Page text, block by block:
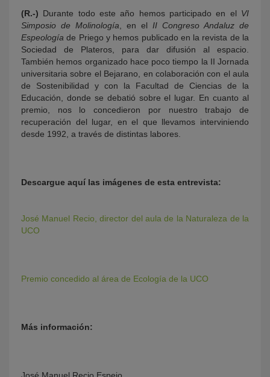
(R.-) Durante todo este año hemos participado en el VI
Simposio de Molinología, en el II Congreso Andaluz de
Espeologíade Priego y hemos publicado en la revista de la
Sociedad de Plateros, para dar difusión al espacio.
También hemos organizado hace poco tiempo la II Jornada
universitaria sobre el Bejarano, en colaboración con el aula
de Sostenibilidad y con la Facultad de Ciencias de la
Educación, donde se debatió sobre el lugar. En cuanto al
premio, nos lo concedieron por nuestro trabajo de
recuperación del lugar, en el que llevamos interviniendo
desde 1992, a través de distintas labores.
Descargue aquí las imágenes de esta entrevista:
José Manuel Recio, director del aula de la Naturaleza de la
UCO
Premio concedido al área de Ecología de la UCO
Más información: